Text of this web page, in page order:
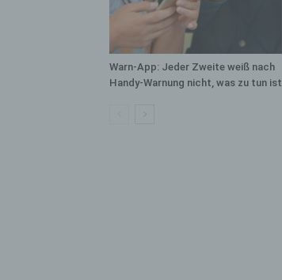
Warn-App: Jeder Zweite weiß nach
Handy-Warnung nicht, was zu tun ist